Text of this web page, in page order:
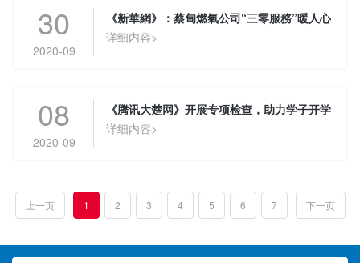
30
2020-09
《新華網》：蔡甸燃氣公司“三零服務”暖人心
详细内容>
08
2020-09
《腾讯大楚网》开展专项检查，助力学子开学
详细内容>
上一页 1 2 3 4 5 6 7 下一页